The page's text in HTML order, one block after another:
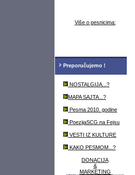
Više o pesnicima:
Preporučujemo !
NOSTALGIJA...?
MAPA SAJTA...?
Pesma 2010. godine
PoezijaSCG na Fejsu
VESTI IZ KULTURE
KAKO PESMOM...?
DONACIJA
&
MARKETING